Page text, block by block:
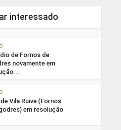
interessado
de Fornos de
novamente em
Vila Ruiva (Fornos
em resolução